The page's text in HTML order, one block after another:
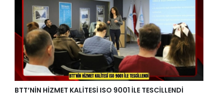
BTT’NİN HİZMET KALİTESİ ISO 9001 İLE TESCİLLENDİ